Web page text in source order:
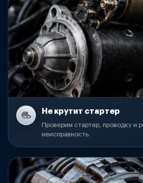
Не крутит стартер
Проверим стартер, проводку и
неисправность.